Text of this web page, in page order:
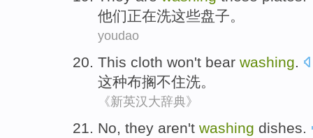
他们正在洗这些盘子。
youdao
This cloth won't bear washing.
这种布搁不住洗。
《新英汉大辞典》
No, they aren't washing dishes.